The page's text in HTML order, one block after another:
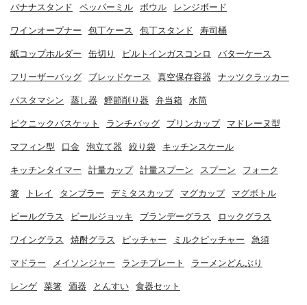
バナナスタンド ペッパーミル ボウル レンジボード
ワインオープナー 包丁ケース 包丁スタンド 寿司桶
紙コップホルダー 缶切り ビルトインガスコンロ バターケース
フリーザーバッグ ブレッドケース 真空保存容器 ナッツクラッカー
パスタマシン 蒸し器 鰹節削り器 弁当箱 水筒
ピクニックバスケット ランチバッグ プリンカップ マドレーヌ型
マフィン型 口金 泡立て器 絞り袋 キッチンスケール
キッチンタイマー 計量カップ 計量スプーン スプーン フォーク
箸 トレイ タンブラー デミタスカップ マグカップ マグボトル
ビールグラス ビールジョッキ ブランデーグラス ロックグラス
ワイングラス 焼酎グラス ピッチャー ミルクピッチャー 急須
マドラー メイソンジャー ランチプレート ラーメンどんぶり
レンゲ 菜箸 酒器 とんすい 食器セット